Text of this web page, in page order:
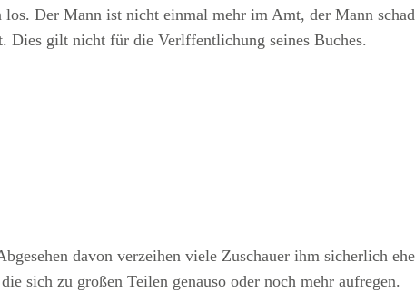
Der Mann ist nicht einmal mehr im Amt, der Mann
gilt nicht für die Verlffentlichung seines Buches.
davon verzeihen viele Zuschauer ihm sicherlich
sich zu großen Teilen genauso oder noch mehr aufregen.